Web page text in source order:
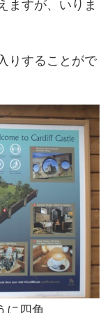
りすることがで
四角。